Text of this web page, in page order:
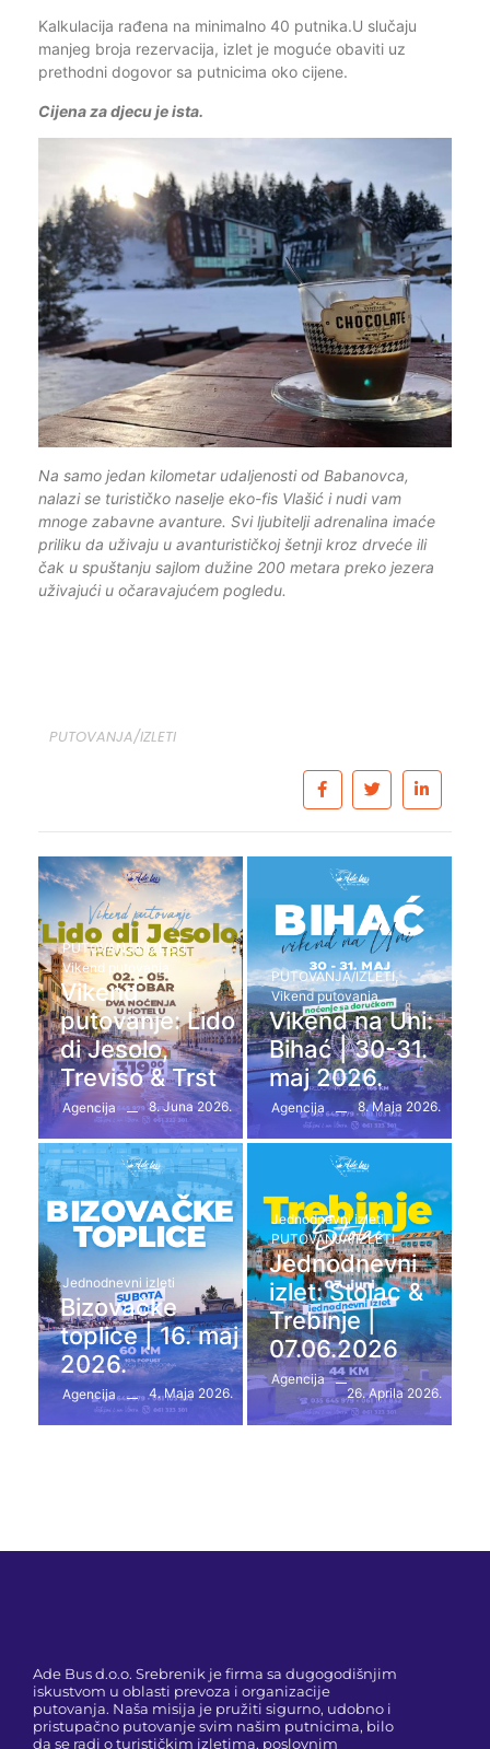
Kalkulacija rađena na minimalno 40 putnika.U slučaju
manjeg broja rezervacija, izlet je moguće obaviti uz
prethodni dogovor sa putnicima oko cijene.
Cijena za djecu je ista.
Na samo jedan kilometar udaljenosti od Babanovca,
nalazi se turističko naselje eko-fis Vlašić i nudi vam
mnoge zabavne avanture. Svi ljubitelji adrenalina imaće
priliku da uživaju u avanturističkoj šetnji kroz drveće ili
čak u spuštanju sajlom dužine 200 metara preko jezera
uživajući u očaravajućem pogledu.
PUTOVANJA/IZLETI
PUTOVANJA/IZLETI,
Vikend putovanja
Vikend
putovanje: Lido
di Jesolo,
Treviso & Trst
Agencija 8. Juna 2026.
PUTOVANJA/IZLETI,
Vikend putovanja
Vikend na Uni:
Bihać | 30-31.
maj 2026.
Agencija 8. Maja 2026.
Jednodnevni izleti
Bizovačke
toplice | 16. maj
2026.
Agencija 4. Maja 2026.
Jednodnevni izleti,
PUTOVANJA/IZLETI
Jednodnevni
izlet: Stolac &
Trebinje |
07.06.2026
Agencija
26. Aprila 2026.
Ade Bus d.o.o. Srebrenik je firma sa dugogodišnjim
iskustvom u oblasti prevoza i organizacije
putovanja. Naša misija je pružiti sigurno, udobno i
pristupačno putovanje svim našim putnicima, bilo
da se radi o turističkim izletima, poslovnim